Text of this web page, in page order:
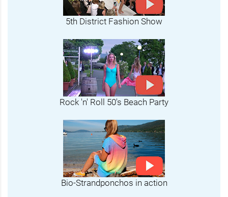
5th District Fashion Show
Rock 'n' Roll 50's Beach Party
Bio-Strandponchos in action